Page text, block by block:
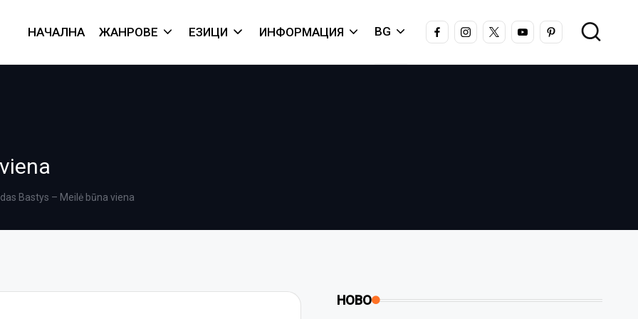
НАЧАЛНА ЖАНРОВЕ ЕЗИЦИ ИНФОРМАЦИЯ BG FACEBOOKINSTAGRAM
X YOUTUBEPINTEREST
Bastys – Meilė būna viena
НОВО